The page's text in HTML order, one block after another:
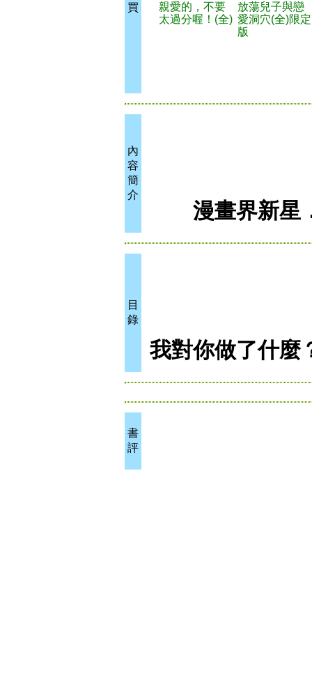
買
親愛的，不要
太過分喔！(全)
放蕩兒子與戀
愛洞穴(全)限定
版
內
容
簡
介
漫畫界新星
目
錄
我對你做了什麼
書
評